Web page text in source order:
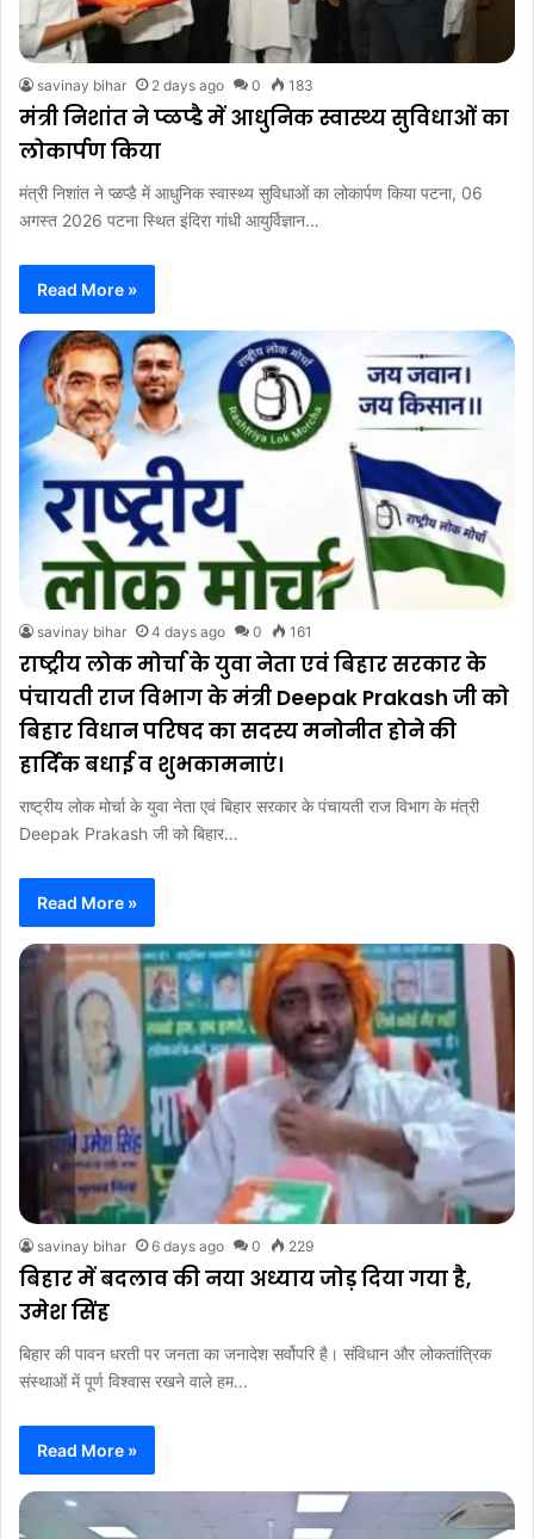
savinay bihar 2 days ago 0 183
मंत्री निशांत ने प्ळप्डै में आधुनिक स्वास्थ्य सुविधाओं का
लोकार्पण किया
मंत्री निशांत ने प्ळप्डै में आधुनिक स्वास्थ्य सुविधाओं का लोकार्पण किया पटना, 06
अगस्त 2026 पटना स्थित इंदिरा गांधी आयुर्विज्ञान…
Read More »
savinay bihar 4 days ago 0 161
राष्ट्रीय लोक मोर्चा के युवा नेता एवं बिहार सरकार के
पंचायती राज विभाग के मंत्री Deepak Prakash जी को
बिहार विधान परिषद का सदस्य मनोनीत होने की
हार्दिक बधाई व शुभकामनाएं।
राष्ट्रीय लोक मोर्चा के युवा नेता एवं बिहार सरकार के पंचायती राज विभाग के मंत्री
Deepak Prakash जी को बिहार…
Read More »
savinay bihar 6 days ago 0 229
बिहार में बदलाव की नया अध्याय जोड़ दिया गया है,
उमेश सिंह
बिहार की पावन धरती पर जनता का जनादेश सर्वोपरि है। संविधान और लोकतांत्रिक
संस्थाओं में पूर्ण विश्वास रखने वाले हम…
Read More »